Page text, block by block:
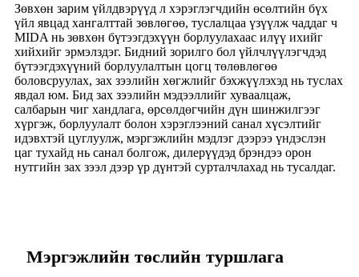
Зөвхөн зарим үйлдвэрүүд л хэрэглэгчдийн өсөлтийн бүх
үйл явцад хангалттай зөвлөгөө, туслалцаа үзүүлж чаддаг ч
MIDA нь зөвхөн бүтээгдэхүүн борлуулахаас илүү ихийг
хийхийг эрмэлздэг. Бидний зорилго бол үйлчлүүлэгчдэд
бүтээгдэхүүний борлуулалтын цогц төлөвлөгөө
боловсруулах, зах зээлийн хөгжлийг бэхжүүлэхэд нь туслах
явдал юм. Бид зах зээлийн мэдээллийг хуваалцаж,
салбарын чиг хандлага, өрсөлдөгчийн дүн шинжилгээг
хүргэж, борлуулалт болон хэрэглээний санал хүсэлтийг
идэвхтэй цуглуулж, мэргэжлийн мэдлэг дээрээ үндэслэн
цаг тухайд нь санал болгож, дилерүүдэд брэндээ орон
нутгийн зах зээл дээр үр дүнтэй сурталчлахад нь тусалдаг.
Мэргэжлийн төслийн туршлага